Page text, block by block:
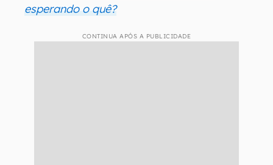
esperando o quê?
CONTINUA APÓS A PUBLICIDADE